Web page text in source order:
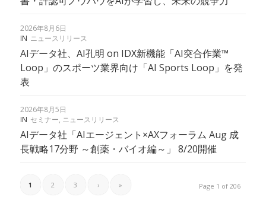
2026年8月6日
IN ニュースリリース
AIデータ社、AI孔明 on IDX新機能「AI突合作業™︎
Loop」のスポーツ業界向け「AI Sports Loop」を発
表
2026年8月5日
IN セミナー, ニュースリリース
AIデータ社「AIエージェント×AXフォーラム Aug 成
長戦略17分野 ～創薬・バイオ編～」 8/20開催
Page 1 of 206
1 2 3 › »